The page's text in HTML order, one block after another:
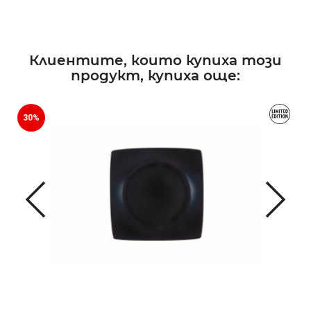
Клиентите, които купиха този
продукт, купиха още:
30%